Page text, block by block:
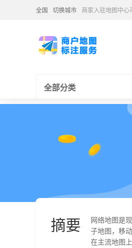
全国 切换城市 商家入驻地图中心
全部分类
摘要 网络地图是
子地图，移
在主流地图